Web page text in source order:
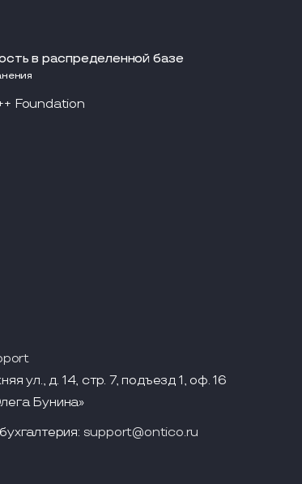
в распределенной базе
Foundation
ул., д. 14, стр. 7, подъезд 1, оф. 16
Бунина»
support@ontico.ru